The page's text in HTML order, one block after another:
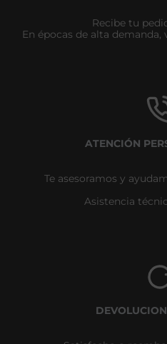
Recibe tu
En épocas de alta
ATENCIÓN
Te asesoramos y
Asistencia